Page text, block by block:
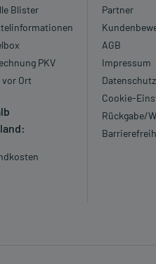
Blister
PKV
Ort
Partner
AGB
Impressum
Datenschutz
Cookie-
Rückgabe/